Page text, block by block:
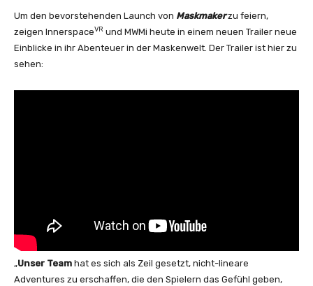
Um den bevorstehenden Launch von Maskmakerzu feiern,
zeigen InnerspaceVR und MWMi heute in einem neuen Trailer neue
Einblicke in ihr Abenteuer in der Maskenwelt. Der Trailer ist hier zu
sehen:
„Unser Team hat es sich als Zeil gesetzt, nicht-lineare
Adventures zu erschaffen, die den Spielern das Gefühl geben,